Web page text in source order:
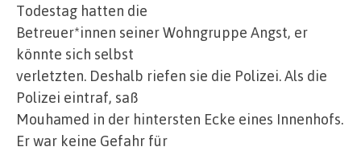
Todestag hatten die
Betreuer*innen seiner Wohngruppe Angst, er
könnte sich selbst
verletzten. Deshalb riefen sie die Polizei. Als die
Polizei eintraf, saß
Mouhamed in der hintersten Ecke eines Innenhofs.
Er war keine Gefahr für